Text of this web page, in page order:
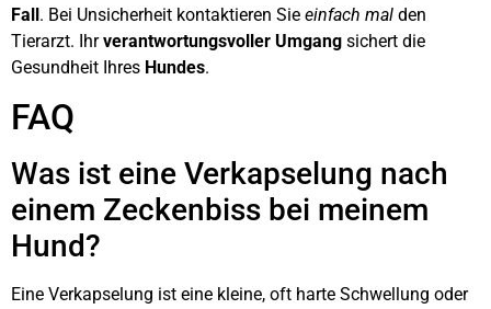
Fall. Bei Unsicherheit kontaktieren Sie einfach mal den
Tierarzt. Ihrverantwortungsvoller Umgang sichert die
Gesundheit Ihres Hundes.
FAQ
Was ist eine Verkapselung nach
einem Zeckenbiss bei meinem
Hund?
Eine Verkapselung ist eine kleine, oft harte Schwellung oder